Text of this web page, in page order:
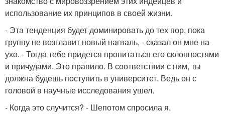
использование их принципов в своей жизни.
- Эта тенденция будет доминировать до тех пор, пока
группу не возглавит новый нагваль, - сказал он мне на
ухо. - Тогда тебе придется пропитаться его склонностями
и причудами. Это правило. В соответствии с ним, ты
должна будешь поступить в университет. Ведь он с
головой в научные исследования ушел.
- Когда это случится? - Шепотом спросила я.